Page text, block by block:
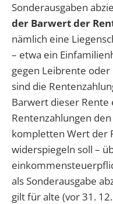
Sonderausgaben
der Barwert der
nämlich eine
– etwa ein
gegen Leibrente
sind die
Barwert dieser Rente
Rentenzahlungen
kompletten Wert der
widerspiegeln soll –
als Sonderausgabe
gilt für alte (vor 31.